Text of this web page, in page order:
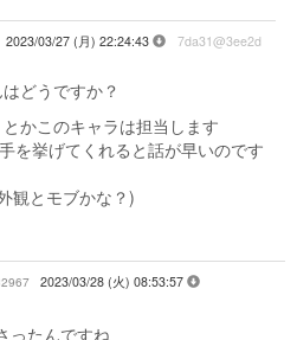
2023/03/27 (月) 22:24:43 7da31@3ee2d
はどうですか？
かこのキャラは担当します
を挙げてくれると話が早いのです
観とモブかな？)
2023/03/28 (火) 08:53:57
ったんですね